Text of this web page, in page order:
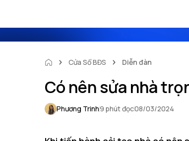
Cửa Sổ BĐS Diễn đàn
Có nên sửa nhà
Phương Trinh9 phút đọc08/03/2024